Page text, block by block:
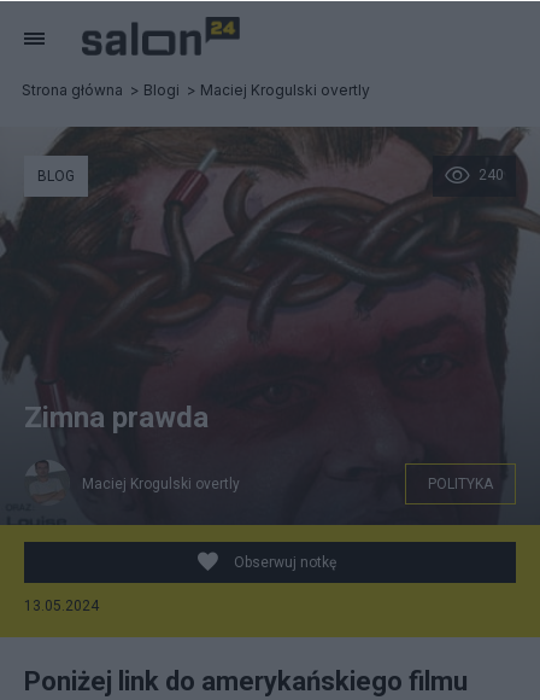
Strona główna Blogi Maciej Krogulski overtly
Lot nad kukułczym gniazdem
240
BLOG
Zimna prawda
Maciej Krogulski overtly POLITYKA
Obserwuj notkę
13.05.2024
Poniżej link do amerykańskiego filmu